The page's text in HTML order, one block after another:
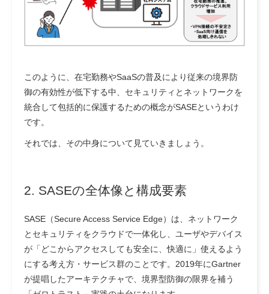
このように、在宅勤務やSaaSの普及により従来の境界防
御の有効性が低下する中、セキュリティとネットワークを
統合して包括的に保護するための概念がSASEというわけ
です。
それでは、その中身について見ていきましょう。
2. SASEの全体像と構成要素
SASE（Secure Access Service Edge）は、ネットワーク
とセキュリティをクラウドで一体化し、ユーザやデバイス
が「どこからアクセスしても安全に、快適に」使えるよう
にする考え方・サービス群のことです。2019年にGartner
が提唱したアーキテクチャで、境界型防御の限界を補う